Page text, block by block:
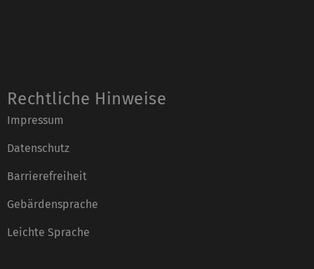
Rechtliche Hinweise
Impressum
Datenschutz
Barrierefreiheit
Gebärdensprache
Leichte Sprache